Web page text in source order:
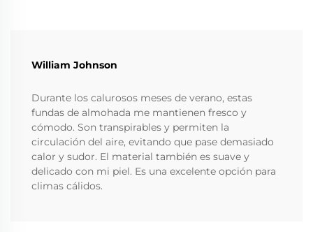
William Johnson
Durante los calurosos meses de verano, estas
fundas de almohada me mantienen fresco y
cómodo. Son transpirables y permiten la
circulación del aire, evitando que pase demasiado
calor y sudor. El material también es suave y
delicado con mi piel. Es una excelente opción para
climas cálidos.